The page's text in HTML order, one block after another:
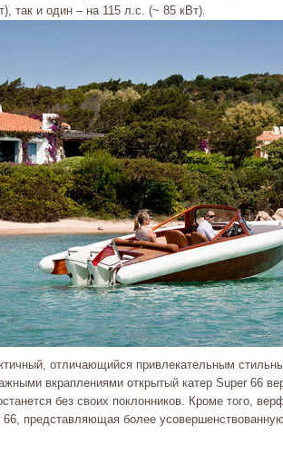
так и один – на 115 л.с. (~ 85 кВт).
отличающийся привлекательным
вкраплениями открытый катер Super 66
без своих поклонников. Кроме того,
представляющая более